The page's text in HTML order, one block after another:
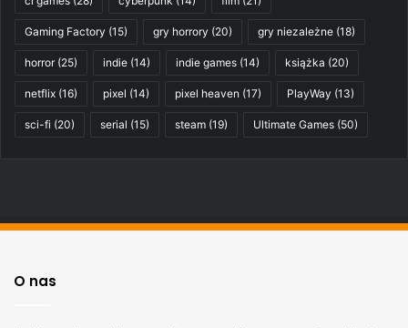
Gaming Factory (15) gry horrory (20) gry niezależne (18)
horror(25) indie (14) indie games (14) książka (20)
netflix (16) pixel (14) pixel heaven (17) PlayWay (13)
sci-fi (20) serial (15) steam (19) Ultimate Games (50)
O nas